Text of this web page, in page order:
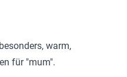
warm,
für "mum".